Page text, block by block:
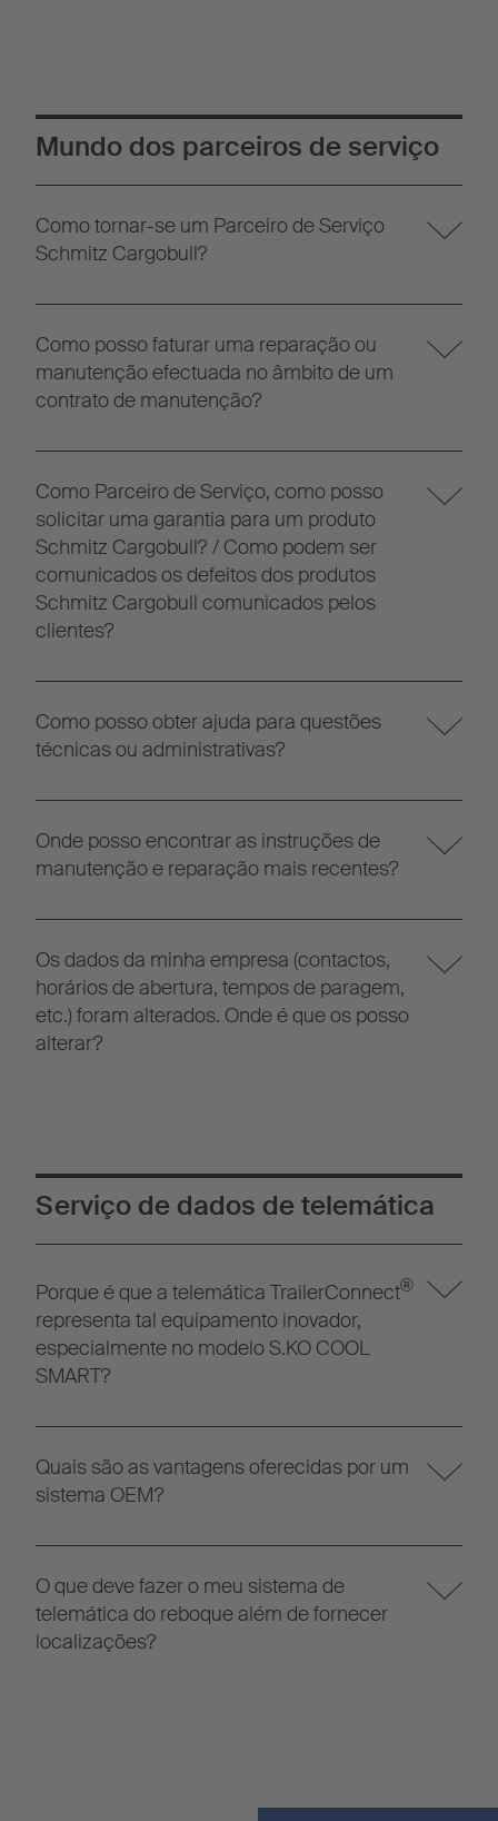
Mundo dos parceiros de serviço
Como tornar-se um Parceiro de Serviço
Schmitz Cargobull?
Como posso faturar uma reparação ou
manutenção efectuada no âmbito de um
contrato de manutenção?
Como Parceiro de Serviço, como posso
solicitar uma garantia para um produto
Schmitz Cargobull? / Como podem ser
comunicados os defeitos dos produtos
Schmitz Cargobull comunicados pelos
clientes?
Como posso obter ajuda para questões
técnicas ou administrativas?
Onde posso encontrar as instruções de
manutenção e reparação mais recentes?
Os dados da minha empresa (contactos,
horários de abertura, tempos de paragem,
etc.) foram alterados. Onde é que os posso
alterar?
Serviço de dados de telemática
Porque é que a telemática TrailerConnect®
representa tal equipamento inovador,
especialmente no modelo S.KO COOL
SMART?
Quais são as vantagens oferecidas por um
sistema OEM?
O que deve fazer o meu sistema de
telemática do reboque além de fornecer
localizações?